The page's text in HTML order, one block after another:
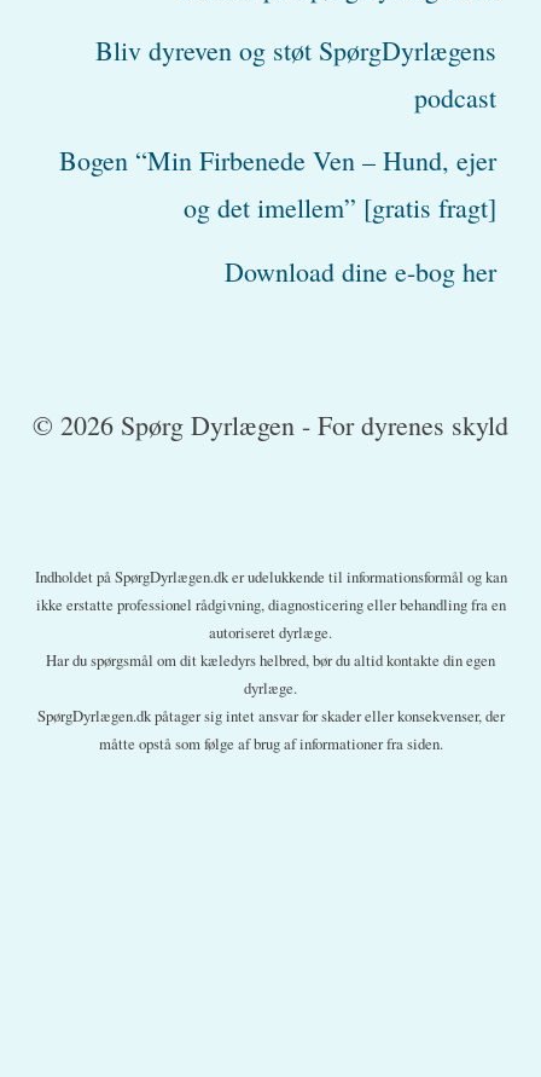
Bliv dyreven og støt SpørgDyrlægens
podcast
Bogen “Min Firbenede Ven – Hund, ejer
og det imellem” [gratis fragt]
Download dine e-bog her
© 2026 Spørg Dyrlægen - For dyrenes skyld
Indholdet på SpørgDyrlægen.dk er udelukkende til informationsformål og kan
ikke erstatte professionel rådgivning, diagnosticering eller behandling fra en
autoriseret dyrlæge.
Har du spørgsmål om dit kæledyrs helbred, bør du altid kontakte din egen
dyrlæge.
SpørgDyrlægen.dk påtager sig intet ansvar for skader eller konsekvenser, der
måtte opstå som følge af brug af informationer fra siden.